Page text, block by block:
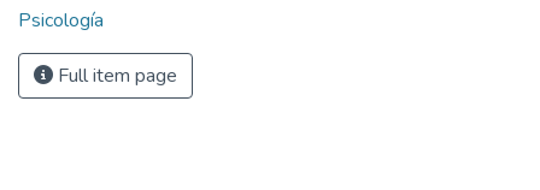
Psicología
Full item page